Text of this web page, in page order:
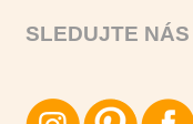
SLEDUJTE NÁS